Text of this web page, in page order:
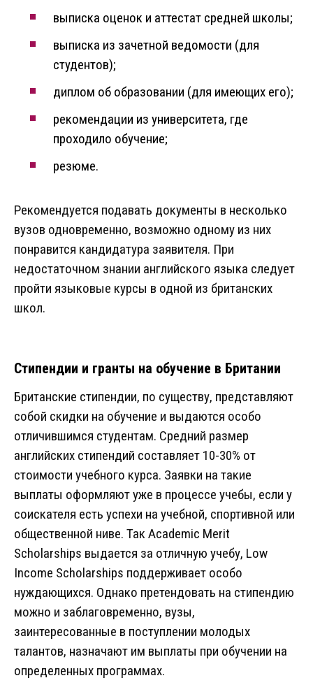
выписка оценок и аттестат средней школы;
выписка из зачетной ведомости (для
студентов);
диплом об образовании (для имеющих его);
рекомендации из университета, где
проходило обучение;
резюме.
Рекомендуется подавать документы в несколько
вузов одновременно, возможно одному из них
понравится кандидатура заявителя. При
недостаточном знании английского языка следует
пройти языковые курсы в одной из британских
школ.
Стипендии и гранты на обучение в Британии
Британские стипендии, по существу, представляют
собой скидки на обучение и выдаются особо
отличившимся студентам. Средний размер
английских стипендий составляет 10-30% от
стоимости учебного курса. Заявки на такие
выплаты оформляют уже в процессе учебы, если у
соискателя есть успехи на учебной, спортивной или
общественной ниве. Так Academic Merit
Scholarships выдается за отличную учебу, Low
Income Scholarships поддерживает особо
нуждающихся. Однако претендовать на стипендию
можно и заблаговременно, вузы,
заинтересованные в поступлении молодых
талантов, назначают им выплаты при обучении на
определенных программах.